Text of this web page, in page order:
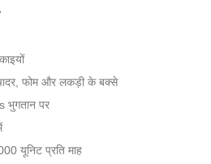
फोम और लकड़ी के बक्से
भुगतान पर
यूनिट प्रति माह